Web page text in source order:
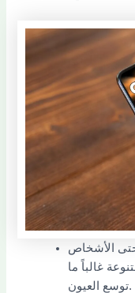
حتى الأشخاص
غالباً ما
توسع العيون.